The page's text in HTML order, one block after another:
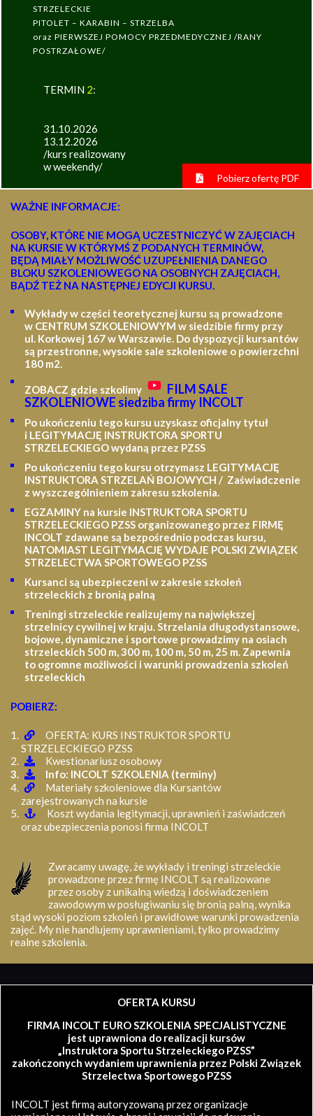
STRZELECKIE
PITOLET – KARABIN – STRZELBA
oraz PIERWSZEJ POMOCY PRZEDMEDYCZNEJ /RANY
POSTRZAŁOWE/
TERMIN 2:
31.10.2026
13.12.2026
/kurs realizowany
w weekendy/
Pobierz ofertę PDF
WAŻNE INFORMACJE:
OSOBY, KTÓRE NIE MOGĄ UCZESTNICZYĆ W ZAJĘCIACH
NA KURSIE W KTÓRYMŚ Z PODANYCH TERMINÓW,
BĘDĄ MIAŁY MOŻLIWOŚĆ UZUPEŁNIENIA DANEGO
BLOKU SZKOLENIOWEGO NA OSOBNYCH ZAJĘCIACH,
BĄDŹ TEŻ NA NASTĘPNEJ EDYCJI KURSU.
Wykłady w części teoretycznej kursu są prowadzone
w CENTRUM SZKOLENIOWYM w siedzibie firmy przy
ul. Korkowej 167 w Warszawie. Do dyspozycji kursantów
są przestronne, wysokie sale szkoleniowe o powierzchni
180 m2.
ZOBACZ gdzie szkolimy
FILM SALE
SZKOLENIOWE siedziba firmy INCOLT
Po ukończeniu tego kursu uzyskasz oficjalny tytuł
i LEGITYMACJĘ INSTRUKTORA SPORTU
STRZELECKIEGO wydaną przez PZSS
Po ukończeniu tego kursu otrzymasz LEGITYMACJĘ
INSTRUKTORA STRZELAŃ BOJOWYCH / Zaświadczenie
z wyszczególnieniem zakresu szkolenia.
EGZAMINY na kursie INSTRUKTORA SPORTU
STRZELECKIEGO PZSS organizowanego przez FIRMĘ
INCOLT zdawane są bezpośrednio podczas kursu,
NATOMIAST LEGITYMACJĘ WYDAJE POLSKI ZWIĄZEK
STRZELECTWA SPORTOWEGO PZSS
Kursanci są ubezpieczeni w zakresie szkoleń
strzeleckich z bronią palną
Treningi strzeleckie realizujemy na największej
strzelnicy cywilnej w kraju. Strzelania długodystansowe,
bojowe, dynamiczne i sportowe prowadzimy na osiach
strzeleckich 500 m, 300 m, 100 m, 50 m, 25 m. Zapewnia
to ogromne możliwości i warunki prowadzenia szkoleń
strzeleckich
POBIERZ:
OFERTA: KURS INSTRUKTOR SPORTU
STRZELECKIEGO PZSS
Kwestionariusz osobowy
Info: INCOLT SZKOLENIA (terminy)
Materiały szkoleniowe dla Kursantów
zarejestrowanych na kursie
Koszt wydania legitymacji, uprawnień i zaświadczeń
oraz ubezpieczenia ponosi firma INCOLT
Zwracamy uwagę, że wykłady i treningi strzeleckie
prowadzone przez firmę INCOLT są realizowane
przez osoby z unikalną wiedzą i doświadczeniem
zawodowym w posługiwaniu się bronią palną, wynika
stąd wysoki poziom szkoleń i prawidłowe warunki prowadzenia
zajęć. My nie handlujemy uprawnieniami, tylko prowadzimy
realne szkolenia.
OFERTA KURSU
FIRMA INCOLT EURO SZKOLENIA SPECJALISTYCZNE
jest uprawniona do realizacji kursów
„Instruktora Sportu Strzeleckiego PZSS”
zakończonych wydaniem uprawnienia przez Polski Związek
Strzelectwa Sportowego PZSS
INCOLT jest firmą autoryzowaną przez organizacje